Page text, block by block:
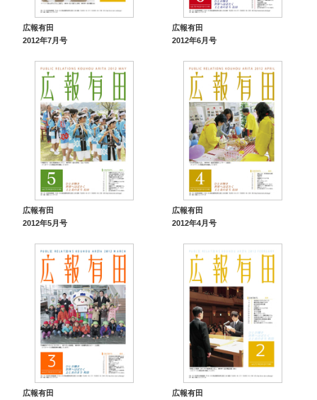
広報有田
2012年7月号
広報有田
2012年6月号
広報有田
2012年5月号
広報有田
2012年4月号
広報有田
広報有田